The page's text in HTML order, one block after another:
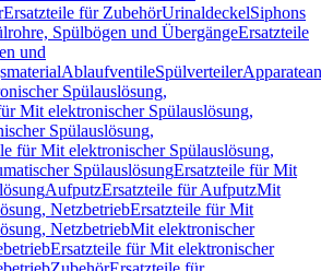
Ersatzteile für ZubehörUrinaldeckelSiphons
Spülbögen und ÜbergängeErsatzteile
und
AblaufventileSpülverteiler
Spülauslösung,
Mit elektronischer Spülauslösung,
Spülauslösung,
für Mit elektronischer Spülauslösung,
SpülauslösungErsatzteile für Mit
AufputzErsatzteile für AufputzMit
NetzbetriebErsatzteile für Mit
NetzbetriebMit elektronischer
Ersatzteile für Mit elektronischer